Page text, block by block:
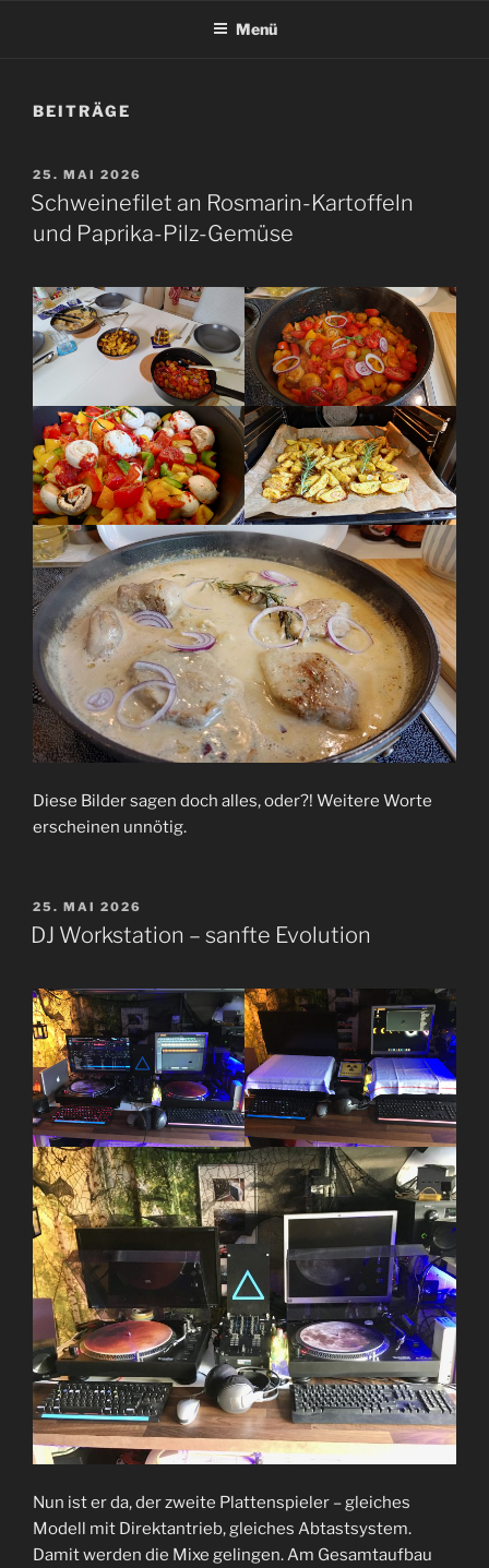
Menü
BEITRÄGE
VERÖFFENTLICHT
AM
25. MAI 2026
Schweinefilet an Rosmarin-Kartoffeln
und Paprika-Pilz-Gemüse
Diese Bilder sagen doch alles, oder?! Weitere Worte
erscheinen unnötig.
VERÖFFENTLICHT
AM
25. MAI 2026
DJ Workstation – sanfte Evolution
Nun ist er da, der zweite Plattenspieler – gleiches
Modell mit Direktantrieb, gleiches Abtastsystem.
Damit werden die Mixe gelingen. Am Gesamtaufbau